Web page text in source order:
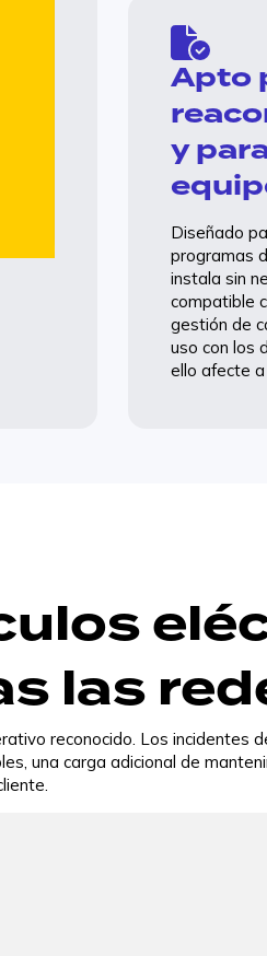
Apto
y
Diseñado
programas
instala sin
compatible
gestión de
uso con los
ello afecte
las
reconocido. Los incidentes
una carga adicional de